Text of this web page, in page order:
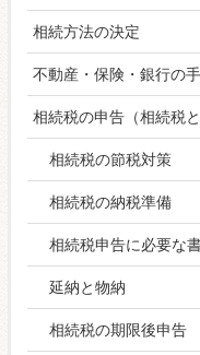
相続方法の決定
不動産・保険・銀行の
相続税の申告（相続税と
相続税の節税対策
相続税の納税準備
相続税申告に必要な
延納と物納
相続税の期限後申告